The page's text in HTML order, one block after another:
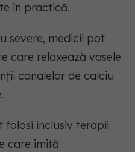
în practică.
severe, medicii pot
care relaxează vasele
canalelor de calciu
folosi inclusiv terapii
care imită